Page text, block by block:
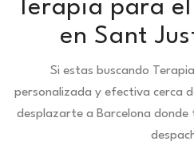
Terapia para
en Sant
Si estas buscando
personalizada y efectiva cerca
desplazarte a Barcelona